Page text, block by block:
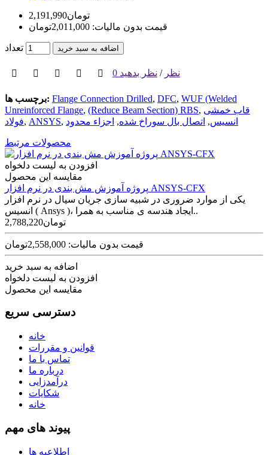
2,191,990تومان
قیمت بدون مالیات: 2,011,000تومان
تعداد اضافه به سبد خرید
0 نظر / نظر بدهید
برچسب ها: Flange Connection Drilled, DFC, WUF (Welded
Unreinforced Flange‌, (Reduce Beam Section) RBS, قاب خمشی
فولاد, ANSYS, انسیس, اتصال بال سوراخ شده,
محصولات مرتبط
افزودن به لیست دلخواه
مقایسه این محصول
پروژه آموزش مش بندی در نرم افزار ANSYS-CFX
یکی از موارد ضروری در شبیه سازی جریان سیال در نرم افزار
انسیس ( Ansys )، ایجاد هندسه ی مناسب به همرا..
2,788,220تومان
قیمت بدون مالیات: 2,558,000تومان
اضافه به سبد خرید
افزودن به لیست دلخواه
مقایسه این محصول
دسترسی سریع
خانه
قوانین و مقررات
تماس با ما
درباره ما
درآمدزایی
شکایات
خانه
پیوند های مهم
اطلاعیه ها